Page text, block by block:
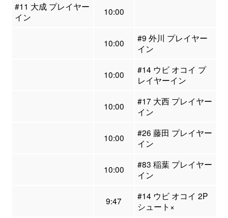
#11 大成 プレイヤー
イン
10:00
10:00
#9 外川 プレイヤー
イン
10:00
#14 ウビ オコイ プ
レイヤーイン
10:00
#17 大西 プレイヤー
イン
10:00
#26 藤田 プレイヤー
イン
10:00
#83 稲葉 プレイヤー
イン
9:47
#14 ウビ オコイ 2P
シュート×